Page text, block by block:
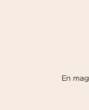
En